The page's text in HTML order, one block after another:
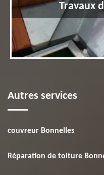
Travaux
Autres services
couvreur Bonnelles
Réparation de toiture